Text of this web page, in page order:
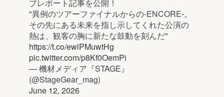
ブレポート記事を公開！
"異例のツアーファイナルからの-ENCORE-。
その先にある未来を指し示してくれた公演の
熱は、観客の胸に新たな鼓動を刻んだ"
https://t.co/ewlPMuwtHg
pic.twitter.com/p8Kf0OemPi
— 機材メディア『STAGE』
(@StageGear_mag)
June 12, 2026